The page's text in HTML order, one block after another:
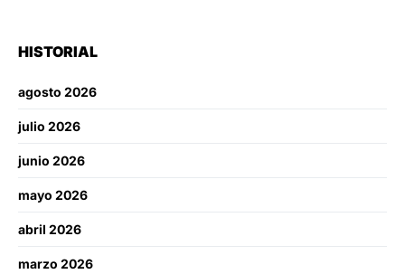
HISTORIAL
agosto 2026
julio 2026
junio 2026
mayo 2026
abril 2026
marzo 2026